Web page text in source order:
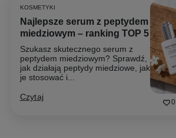
0
KOSMETYKI
Najlepsze serum z peptydem
miedziowym – ranking TOP 5
Szukasz skutecznego serum z
peptydem miedziowym? Sprawdź,
jak działają peptydy miedziowe, jak
je stosować i...
Czytaj